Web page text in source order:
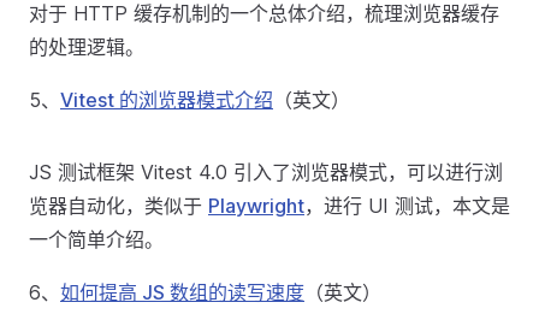
对于 HTTP 缓存机制的一个总体介绍，梳理浏览器缓存
的处理逻辑。
5、 Vitest 的浏览器模式介绍 （英文）
JS 测试框架 Vitest 4.0 引入了浏览器模式，可以进行浏
览器自动化，类似于 Playwright，进行 UI 测试，本文是
一个简单介绍。
6、 如何提高 JS 数组的读写速度 （英文）